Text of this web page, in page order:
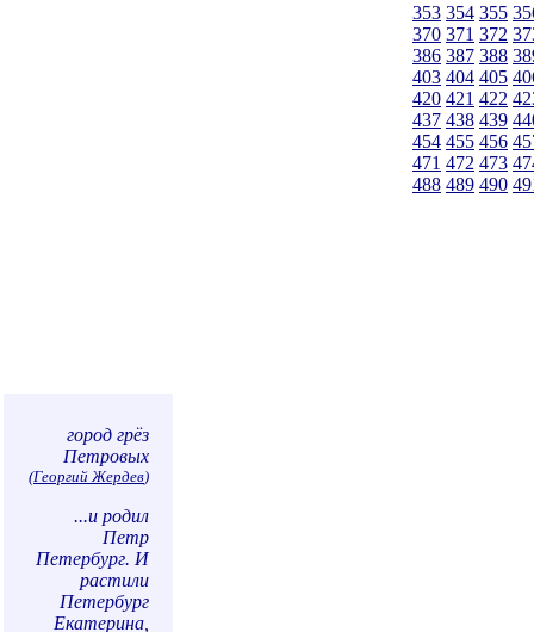
353 354 355
370 371 372
386 387 388
403 404 405
420 421 422
437 438 439
454 455 456
471 472 473
488 489 490
город грёз
Петровых
(Георгий Жердев)
...и родил
Петр
Петербург. И
растили
Петербург
Екатерина,